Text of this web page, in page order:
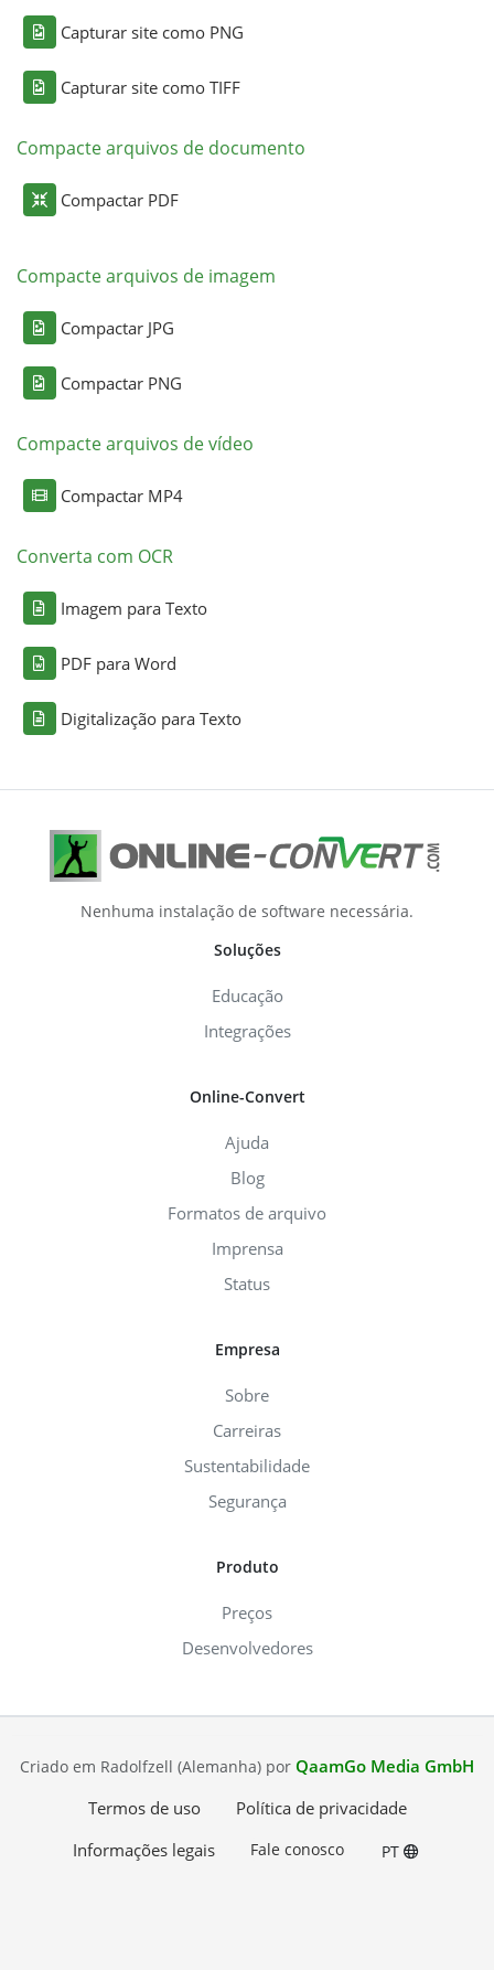
Capturar site como PNG
Capturar site como TIFF
Compacte arquivos de documento
Compactar PDF
Compacte arquivos de imagem
Compactar JPG
Compactar PNG
Compacte arquivos de vídeo
Compactar MP4
Converta com OCR
Imagem para Texto
PDF para Word
Digitalização para Texto
Nenhuma instalação de software necessária.
Soluções
Educação
Integrações
Online-Convert
Ajuda
Blog
Formatos de arquivo
Imprensa
Status
Empresa
Sobre
Carreiras
Sustentabilidade
Segurança
Produto
Preços
Desenvolvedores
Criado em Radolfzell (Alemanha) por QaamGo Media GmbH
Termos de uso
Política de privacidade
Informações legais
Fale conosco PT